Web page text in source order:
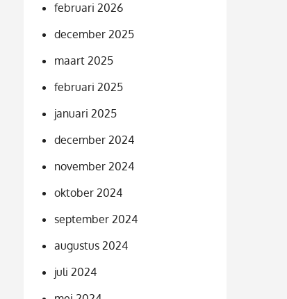
februari 2026
december 2025
maart 2025
februari 2025
januari 2025
december 2024
november 2024
oktober 2024
september 2024
augustus 2024
juli 2024